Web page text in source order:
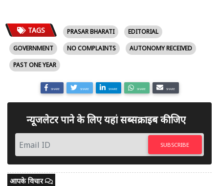
TAGS PRASAR BHARATI
EDITORIAL
GOVERNMENT
NO COMPLAINTS
AUTONOMY RECEIVED
PAST ONE YEAR
SHARE SHARE SHARE SHARE SHARE
न्यूजलेटर पाने के लिए यहां सब्सक्राइब कीजिए
SUBSCRIBE
आपके विचार